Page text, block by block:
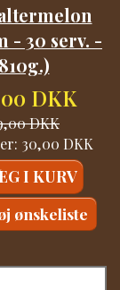
- 30 serv. -
DKK
DKK
30,00 DKK
I KURV
ønskeliste